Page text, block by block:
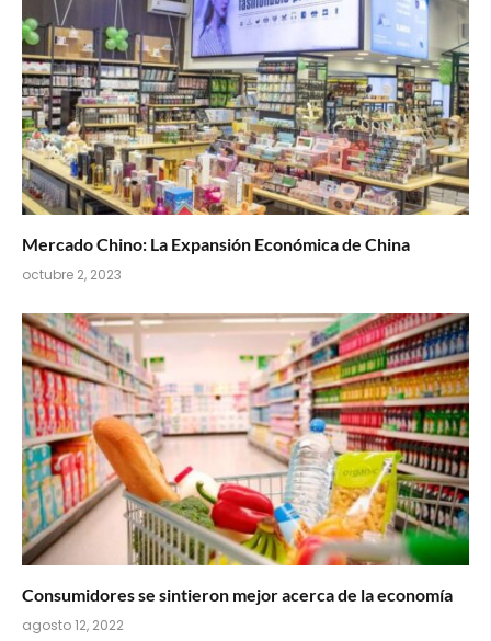
Mercado Chino: La Expansión Económica de China
octubre 2, 2023
Consumidores se sintieron mejor acerca de la economía
agosto 12, 2022